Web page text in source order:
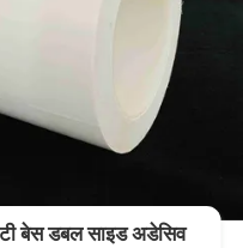
बेस डबल साइड अडेसिव